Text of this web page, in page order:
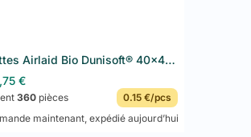
Serviettes Airlaid Bio Dunisoft® 40x40 cm 360PCS Bleu Foncé
€
360pièces
0.15 €/pcs
maintenant, expédié aujourd’hui